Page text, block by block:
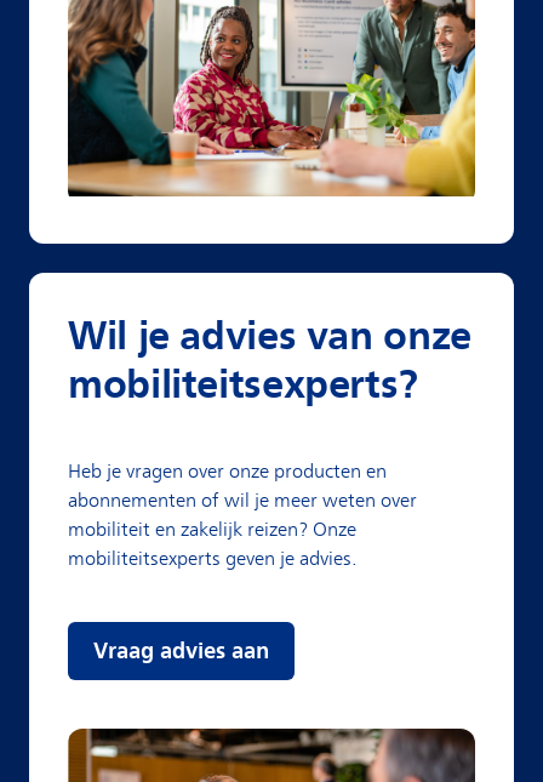
Wil je advies van onze
mobiliteitsexperts?
Heb je vragen over onze producten en
abonnementen of wil je meer weten over
mobiliteit en zakelijk reizen? Onze
mobiliteitsexperts geven je advies.
Vraag advies aan